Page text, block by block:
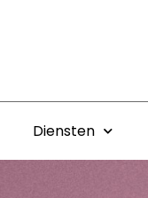
Diensten